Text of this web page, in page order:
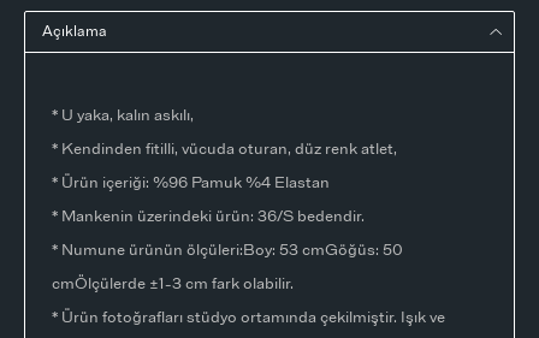
Açıklama
* U yaka, kalın askılı,
* Kendinden fitilli, vücuda oturan, düz renk atlet,
* Ürün içeriği: %96 Pamuk %4 Elastan
* Mankenin üzerindeki ürün: 36/S bedendir.
* Numune ürünün ölçüleri:Boy: 53 cmGöğüs: 50
cmÖlçülerde ±1-3 cm fark olabilir.
* Ürün fotoğrafları stüdyo ortamında çekilmiştir. Işık ve